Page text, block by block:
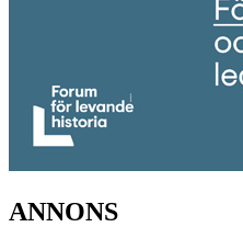
ANNONS